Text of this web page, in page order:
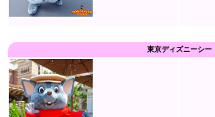
東京ディズニーシー